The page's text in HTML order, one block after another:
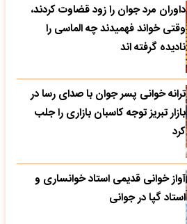
داوران مرد جوان را زود قضاوت کردند،
وقتی خواند فهمیدند چه الماسی را
نادیده گرفته اند
ترانه خوانی پسر جوان با صدای رسا در
بازار تبریز توجه کاسبان بازاری را جلب
کرد
آواز خوانی قدیمی استاد خوانساری و
استاد گپا در جوانی